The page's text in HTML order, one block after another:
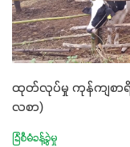
ထုတ်လုပ်မှု ကုန်ကျစာ
လစာ)
ခြံစီမံခန့်ခွဲမှု